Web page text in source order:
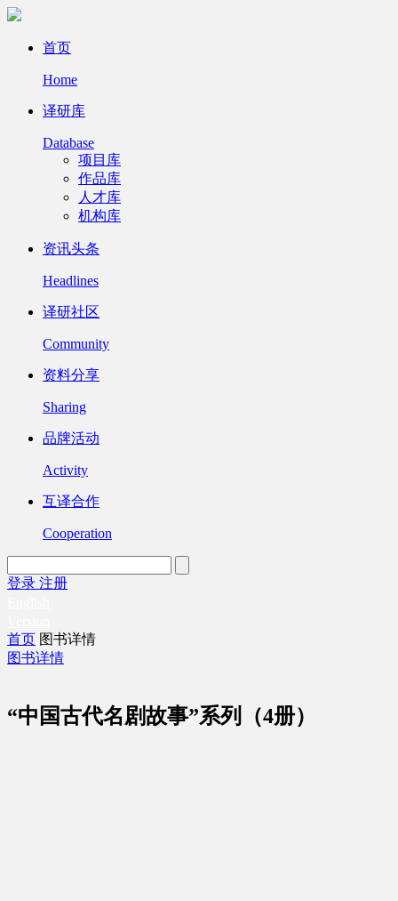
首页
Home
译研库
Database
项目库
作品库
人才库
机构库
资讯头条
Headlines
译研社区
Community
资料分享
Sharing
品牌活动
Activity
互译合作
Cooperation
登录 注册
首页 图书详情
图书详情
“中国古代名剧故事”系列（4册）